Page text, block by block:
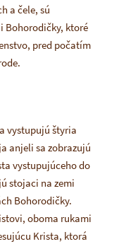
a čele, sú
Bohorodičky, ktoré
pred počatím
vystupujú štyria
anjeli sa zobrazujú
vystupujúceho do
stojaci na zemi
Bohorodičky.
oboma rukami
Krista, ktorá